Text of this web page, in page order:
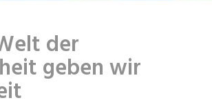
der
geben wir